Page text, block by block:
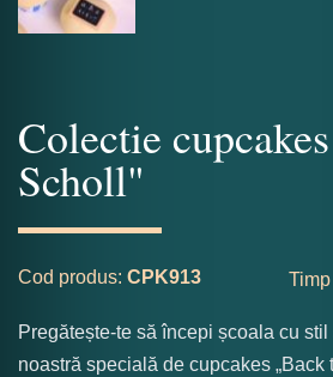
Colectie
Scholl"
Cod produs: CPK913
Pregătește-te să începi școala cu
noastră specială de cupcakes „Back